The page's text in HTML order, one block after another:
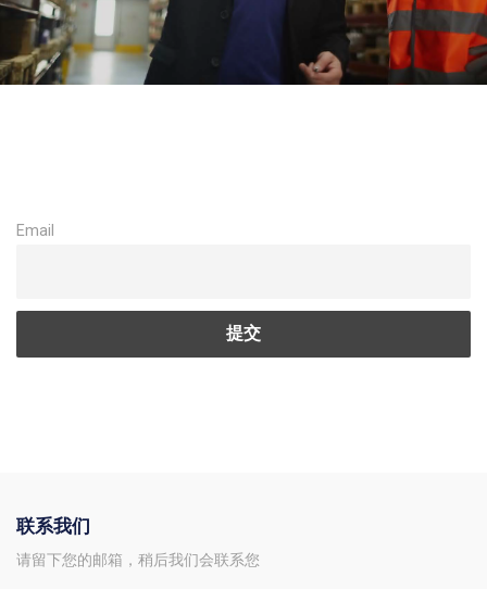
Email
联系我们
请留下您的邮箱，稍后我们会联系您